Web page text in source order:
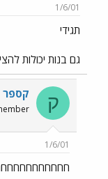
1/6/01
תגידי
גם בנות יכולות
ק קספר
1/6/01